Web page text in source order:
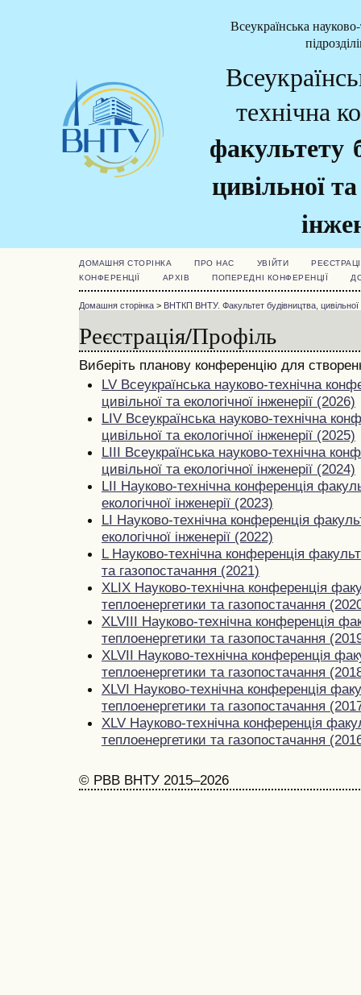
Всеукраїнська
технічна
факультету
цивільної
ДОМАШНЯ СТОРІНКА ПРО НАС УВІЙТИ
КОНФЕРЕНЦІЇ
АРХІВ ПОПЕРЕДНІ КОНФЕРЕНЦІЇ
Домашня сторінка > ВНТКП ВНТУ. Факультет будівництва, цивільної
Реєстрація/Профіль
Виберіть планову конференцію для
LV Всеукраїнська науково-технічна
цивільної та екологічної інженерії (2026)
LIV Всеукраїнська науково-технічна
цивільної та екологічної інженерії (2025)
LIII Всеукраїнська науково-технічна
цивільної та екологічної інженерії (2024)
LII Науково-технічна конференція
екологічної інженерії (2023)
LI Науково-технічна конференція
екологічної інженерії (2022)
L Науково-технічна конференція
та газопостачання (2021)
XLIX Науково-технічна конференція
теплоенергетики та газопостачання
XLVIII Науково-технічна конференція
теплоенергетики та газопостачання
XLVII Науково-технічна конференція
теплоенергетики та газопостачання
XLVI Науково-технічна конференція
теплоенергетики та газопостачання
XLV Науково-технічна конференція
теплоенергетики та газопостачання
© РВВ ВНТУ 2015–2026